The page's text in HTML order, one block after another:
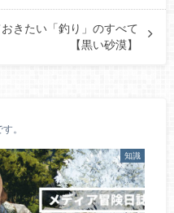
きたい「釣り」のすべて
【黒い砂漠】
。
知識